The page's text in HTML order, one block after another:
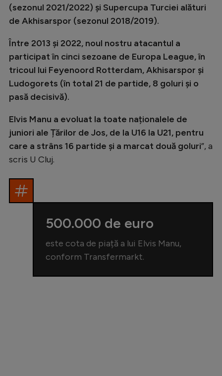
(sezonul 2021/2022) și Supercupa Turciei alături
de Akhisarspor (sezonul 2018/2019).
Între 2013 și 2022, noul nostru atacantul a
participat în cinci sezoane de Europa League, în
tricoul lui Feyenoord Rotterdam, Akhisarspor și
Ludogorets (în total 21 de partide, 8 goluri și o
pasă decisivă).
Elvis Manu a evoluat la toate naționalele de
juniori ale Țărilor de Jos, de la U16 la U21, pentru
care a strâns 16 partide și a marcat două goluri”, a
scris U Cluj.
500.000 de euro
este cota de piață a lui Elvis Manu,
conform Transfermarkt.